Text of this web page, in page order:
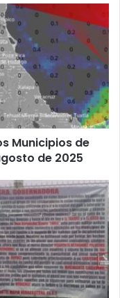
Municipios de
de 2025